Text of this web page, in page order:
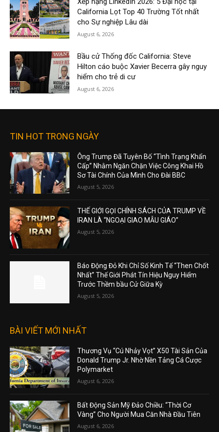
California Lọt Top 40 Trường Tốt nhất
cho Sự nghiệp Lâu dài
August 6, 2026
Bầu cử Thống đốc California: Steve
Hilton cáo buộc Xavier Becerra gây nguy
hiểm cho trẻ di cư
August 6, 2026
TIN HOT TRONG NGÀY
Ông Trump Đã Tuyên Bố “Tình Trạng Khẩn
Cấp” Nhằm Ngăn Chặn Việc Công Khai Hồ
Sơ Tài Chính Của Mình Cho Đài BBC
August 5, 2026
THẾ GIỚI GỌI CHÍNH SÁCH CỦA TRUMP VỀ
IRAN LÀ “NGOẠI GIAO MẪU GIÁO”
August 5, 2026
Báo Động Đỏ Khi Chỉ Số Kinh Tế “Then Chốt
Nhất” Thế Giới Phát Tín Hiệu Nguy Hiểm
Trước Thềm bầu Cử Giữa Kỳ
August 5, 2026
BÀI VIẾT MỚI NHẤT
Thương Vụ “Cú Nhảy Vọt” X50 Tài Sản Của
Donald Trump Jr. Nhờ Nền Tảng Cá Cược
Polymarket
August 6, 2026
Bất Động Sản Mỹ Đảo Chiều: “Thời Cơ
Vàng” Cho Người Mua Căn Nhà Đầu Tiên
August 6, 2026